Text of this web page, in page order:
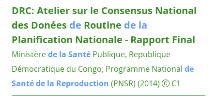
DRC: Atelier sur le Consensus National
des Donées de Routine de la
Planification Nationale - Rapport Final
Ministèrede la Santé Publique, Republique
Démocratique du Congo; Programme National de
Santéde la Reproduction (PNSR) (2014) C1